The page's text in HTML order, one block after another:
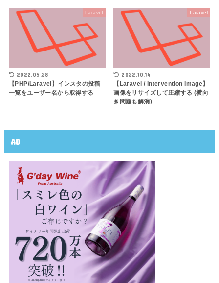
Laravel
2022.05.28
【PHP/Laravel】インスタの投稿
一覧をユーザー名から取得する
Laravel
2022.10.14
【Laravel / Intervention Image】
画像をリサイズして圧縮する (横向
き問題も解消)
AD